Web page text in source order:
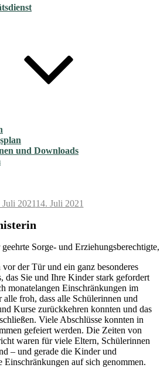
und Downloads
Juli 202114. Juli 2021
Sorge- und Erziehungsberechtigte,
der Tür und ein ganz besonderes
das Sie und Ihre Kinder stark gefordert
monatelangen Einschränkungen im
alle froh, dass alle Schülerinnen und
Kurse zurückkehren konnten und das
Viele Abschlüsse konnten in
gefeiert werden. Die Zeiten von
waren für viele Eltern, Schülerinnen
– und gerade die Kinder und
Einschränkungen auf sich genommen.